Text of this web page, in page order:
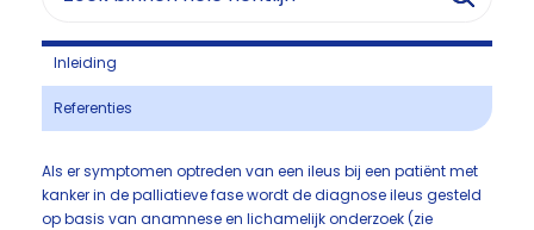
Inleiding
Referenties
Als er symptomen optreden van een ileus bij een patiënt met
kanker in de palliatieve fase wordt de diagnose ileus gesteld
op basis van anamnese en lichamelijk onderzoek (zie